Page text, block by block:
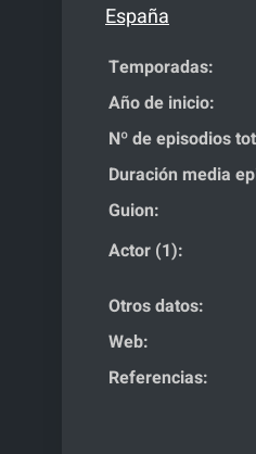
España
Temporadas:
Año de inicio:
Nº de episodios
Duración media
Guion:
Actor (1):
Otros datos:
Web:
Referencias: